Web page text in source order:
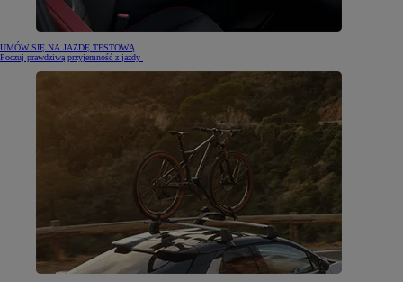
UMÓW SIĘ NA JAZDĘ TESTOWĄ
Poczuj prawdziwą przyjemność z jazdy